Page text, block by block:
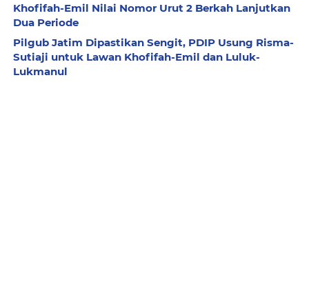
Khofifah-Emil Nilai Nomor Urut 2 Berkah Lanjutkan
Dua Periode
Pilgub Jatim Dipastikan Sengit, PDIP Usung Risma-
Sutiaji untuk Lawan Khofifah-Emil dan Luluk-
Lukmanul